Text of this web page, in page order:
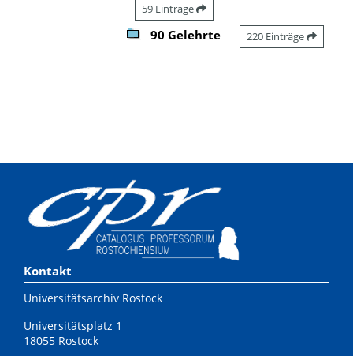
59 Einträge
90 Gelehrte 220 Einträge
Kontakt
Universitätsarchiv Rostock
Universitätsplatz 1
18055 Rostock